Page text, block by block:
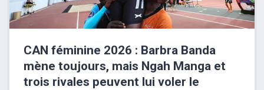
CAN féminine 2026 : Barbra Banda
mène toujours, mais Ngah Manga et
trois rivales peuvent lui voler le